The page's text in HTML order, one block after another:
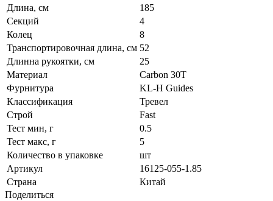
Длина, см
185
Секций
4
Колец
8
Транспортировочная длина, см 52
Длинна рукоятки, см
25
Материал
Carbon 30T
Фурнитура
KL-H Guides
Классификация
Тревел
Строй
Fast
Тест мин, г
0.5
Тест макс, г
5
Количество в упаковке
шт
Артикул
16125-055-1.85
Страна
Китай
Поделиться